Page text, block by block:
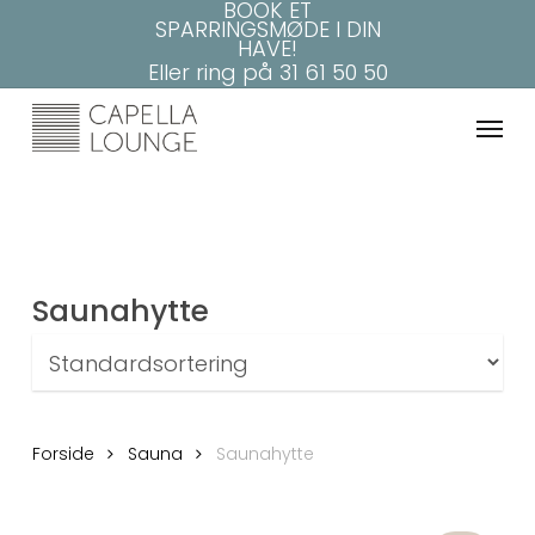
BOOK ET
SPARRINGSMØDE I DIN
HAVE!
Eller ring på 31 61 50 50
Menu
Saunahytte
Forside Sauna Saunahytte